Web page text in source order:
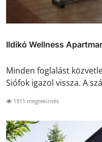
Ildikó Wellness
Minden foglalást
Siófok igazol vissza. A
1911 megtekintés